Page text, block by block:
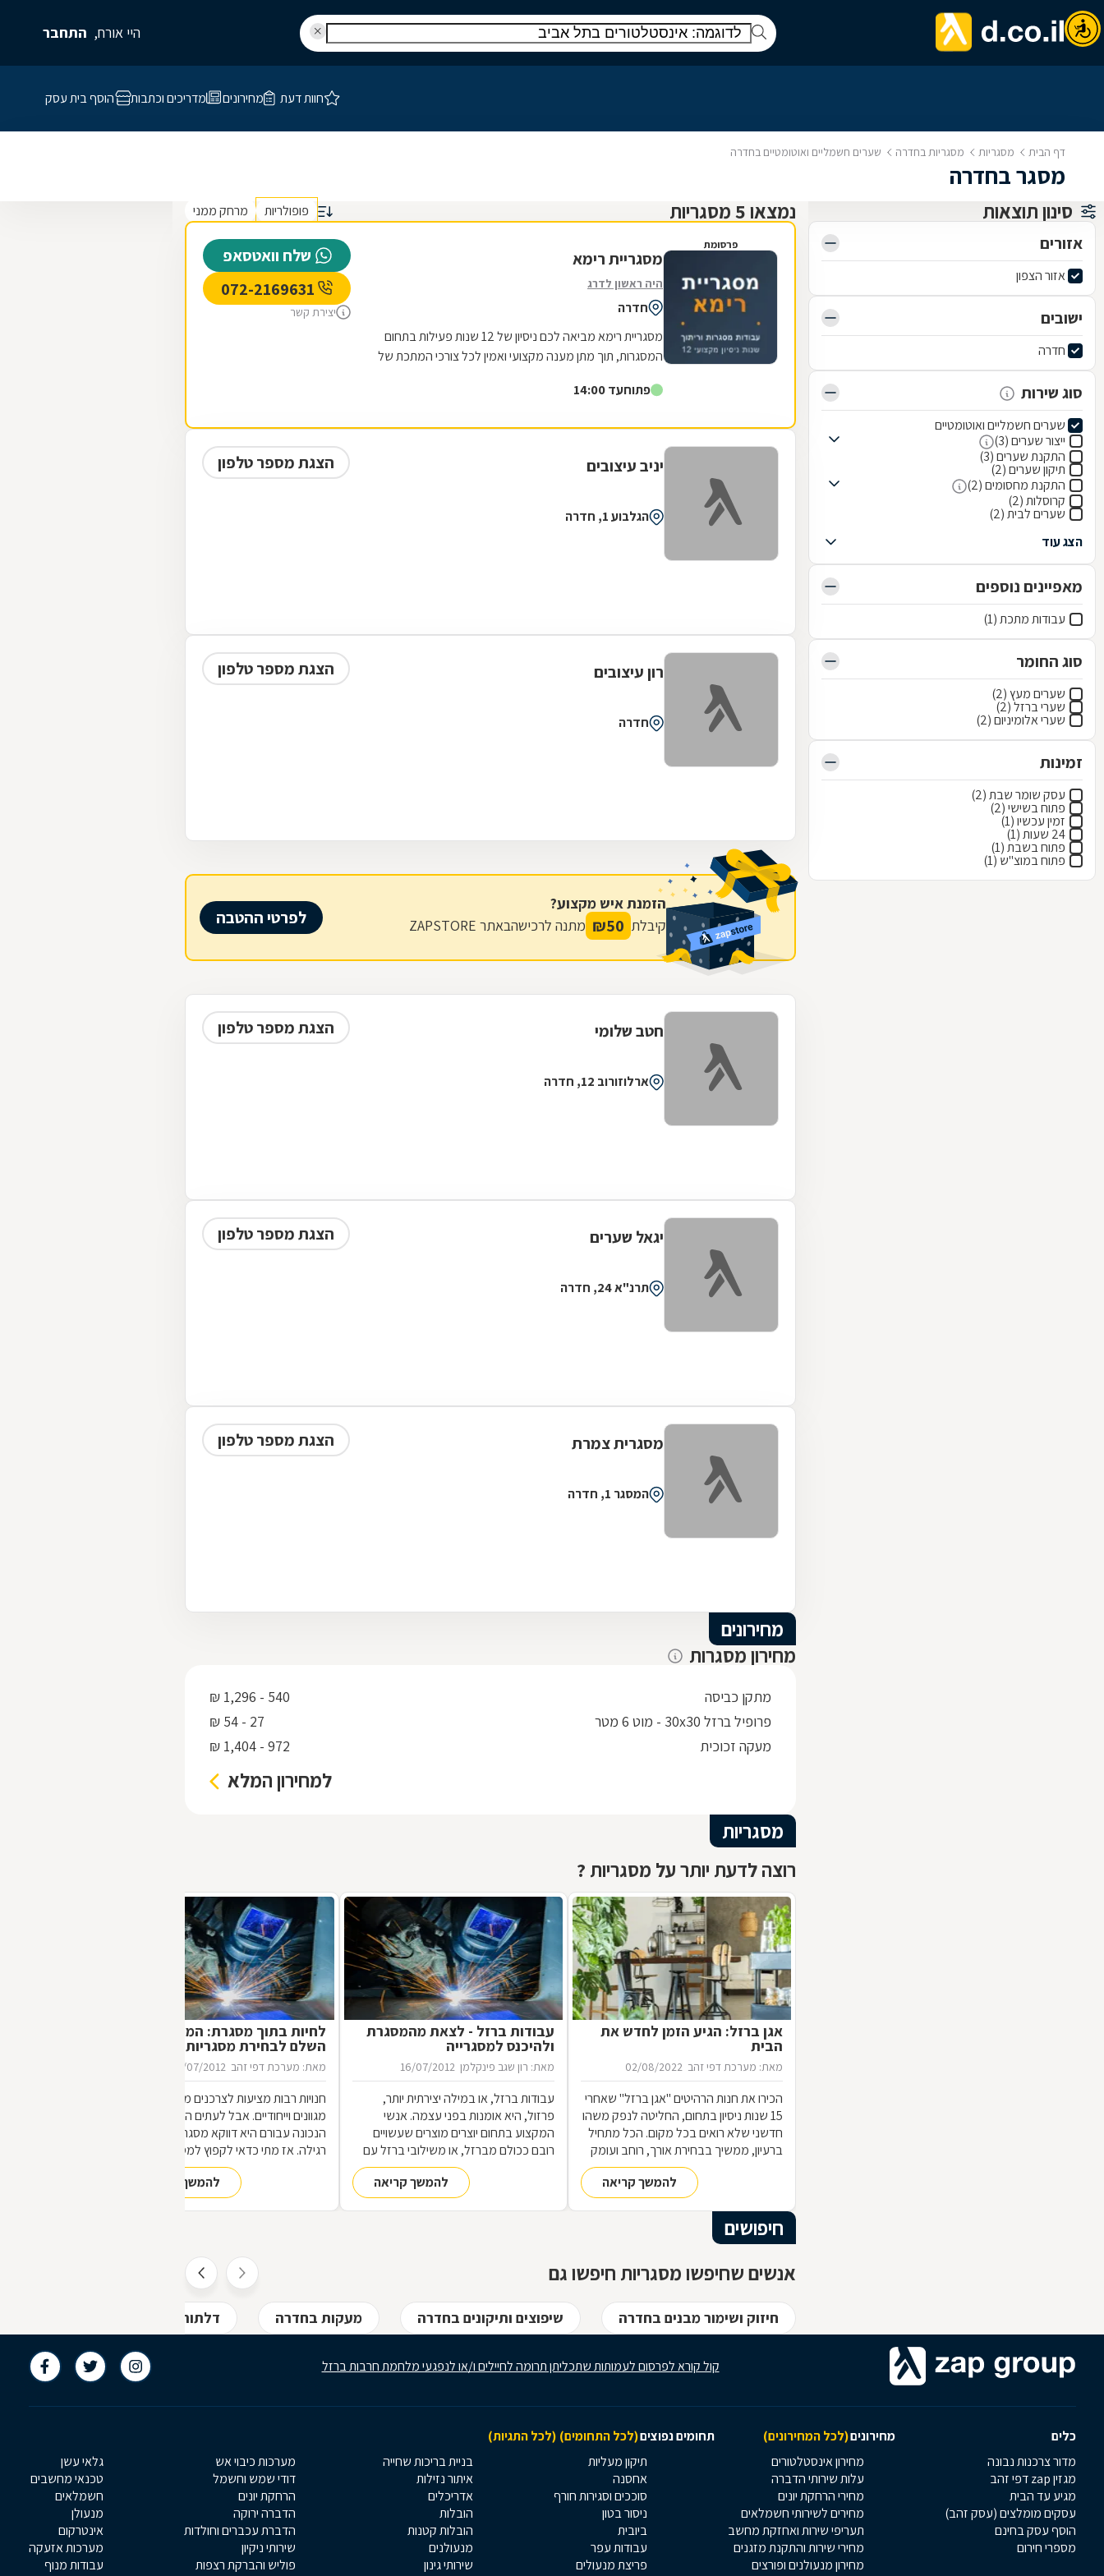
היי אורח, התחבר
חוות דעת מחירונים מדריכים וכתבות הוסף בית עסק
דף הבית מסגריות מסגריות בחדרה שערים חשמליים ואוטומטיים בחדרה
מסגר בחדרה
סינון תוצאות
אזורים
אזור הצפון
ישובים
חדרה
סוג שירות
שערים חשמליים ואוטומטיים
ייצור שערים (3)
התקנת שערים (3)
תיקון שערים (2)
התקנת מחסומים (2)
קרוסלות (2)
שערים לבית (2)
הצג עוד
מאפיינים נוספים
עבודות מתכת (1)
סוג החומר
שערים מעץ (2)
שערי ברזל (2)
שערי אלומיניום (2)
זמינות
עסק שומר שבת (2)
פתוח בשישי (2)
זמין עכשיו (1)
24 שעות (1)
פתוח בשבת (1)
פתוח במוצ"ש (1)
נמצאו 5 מסגריות פופולריות מרחק ממני
פרסומת
מסגריית רימא
היה ראשון לדרג
חדרה
מסגריית רימא מביאה לכם ניסיון של 12 שנות פעילות בתחום
המסגרות, תוך מתן מענה מקצועי ואמין לכל צורכי המתכת של
פתוחעד 14:00
שלח וואטסאפ
יצירת קשר
יניב עיצובים
הגלבוע 1, חדרה
הצגת מספר טלפון
רון עיצובים
חדרה
הצגת מספר טלפון
הזמנת איש מקצוע?
קיבלת 50
₪ מתנה לרכישהבאתר ZAPSTORE לפרטי ההטבה
חטב שלומי
ארלוזורוב 12, חדרה
הצגת מספר טלפון
יגאל שערים
תרנ"א 24, חדרה
הצגת מספר טלפון
מסגרית צמרת
המסגר 1, חדרה
הצגת מספר טלפון
מחירונים
מחירון מסגרות
מתקן כביסה
540 - 1,296 ₪
פרופיל ברזל 30x30 - מוט 6 מטר
27 - 54 ₪
מעקה זכוכית
972 - 1,404 ₪
למחירון המלא
מסגריות
רוצה לדעת יותר על מסגריות ?
אגן ברזל: הגיע הזמן לחדש את
הבית
מאת: מערכת דפי זהב 02/08/2022
הכירו את חנות הרהיטים ''אגן ברזל'' שאחרי
15 שנות ניסיון בתחום, החליטה לנפק משהו
חדשני שלא רואים בכל מקום. הכל מתחיל
ברעיון, ממשיך בבחירת אורך, רוחב ועומק
הרהיט שלכם, ממשיך בייצור מקורי ממיטב
חומרי הגלם ומסתיים ביצירת הפתרון
המרשים והמעשי ביותר עבורכם
להמשך קריאה
עבודות ברזל - לצאת מהמסגרת
ולהיכנס למסגרייה
מאת: רון שגב פינקלמן 16/07/2012
עבודות ברזל, או במילה יצירתית יותר,
פרזול, היא אומנות בפני עצמה. אנשי
המקצוע בתחום יוצרים מוצרים שעשויים
רובם ככולם מברזל, או משילובי ברזל עם
חומרים אחרים, וזאת במגוון רחב של
תחומים: ריהוט, מוצרי נוי, סורגים, שערים
ועוד-ועוד. על אף היותו חומר גס ומחוספס,
להמשך קריאה
לחיות בתוך מסגרת: המדריך
השלם לבחירת מסגריות
מאת: מערכת דפי זהב 16/07/2012
חנויות רבות מציעות לצרכנים מוצרי מתכת
מגוונים וייחודיים. אבל לעתים הכתובת
הנכונה עבורם היא דווקא מסגריה ולא חנות
רגילה. אז מתי כדאי לקפוץ למסגריה ומה
הופך אותה לראויה?
להמשך קריאה
חיפושים
אנשים שחיפשו מסגריות חיפשו גם
חיזוק ושימור מבנים בחדרה שיפוצים ותיקונים בחדרה מעקות בחדרה דלתות ודלתות ביטחון בחדרה
קול קורא לפרסום לעמותות שתכליתן תרומה לחיילים ו/או לנפגעי מלחמת חרבות ברזל
כלים מחירונים(לכל המחירונים) תחומים נפוצים(לכל התחומים) (לכל התגיות)
מדור צרכנות נבונה
מגזין zap דפי זהב
מגיע עד הבית
עסקים מומלצים (עסק זהב)
הוסף עסק בחינם
מספרי חירום
מחירון אינסטלטורים
עלות שירותי הדברה
מחירי הרחקת יונים
מחירים לשירותי חשמלאים
תעריפי שירות ואחזקת מחשב
מחירי שירות והתקנת מזגנים
מחירון מנעולנים ופורצים
תיקון מעליות
אחסנה
סוככים וסגירות חורף
ניסור בטון
ביובית
עבודות עפר
פריצת מנעולים
בניית בריכות שחייה
איתור נזילות
אדריכלים
הובלות
הובלות קטנות
מנעולנים
שירותי גינון
מערכות כיבוי אש
דודי שמש וחשמל
הרחקת יונים
הדברה ירוקה
הדברת עכברים וחולדות
שירותי ניקיון
פוליש והברקת רצפות
גלאי עשן
טכנאי מחשבים
חשמלאים
מנעולן
אינטרקום
מערכות אזעקה
עבודות מנוף